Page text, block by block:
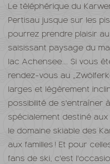
Le téléphérique du
Pertisau jusque sur les
pourrez prendre plaisir
saisissant paysage du
lac Achensee... Si vous
rendez-vous au
larges et légèrement
possibilité de s'entraîner
spécialement destiné
le domaine skiable des
aux familles ! Et pour
fans de ski, c'est